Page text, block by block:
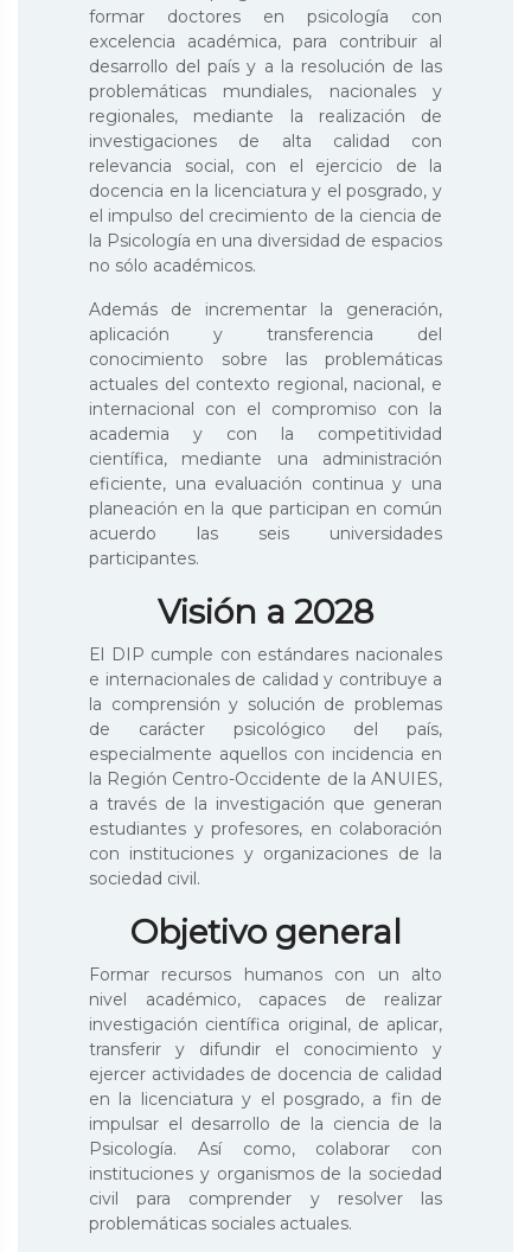
formar doctores en psicología con
excelencia académica, para contribuir al
desarrollo del país y a la resolución de las
problemáticas mundiales, nacionales y
regionales, mediante la realización de
investigaciones de alta calidad con
relevancia social, con el ejercicio de la
docencia en la licenciatura y el posgrado, y
el impulso del crecimiento de la ciencia de
la Psicología en una diversidad de espacios
no sólo académicos.
Además de incrementar la generación,
aplicación y transferencia del
conocimiento sobre las problemáticas
actuales del contexto regional, nacional, e
internacional con el compromiso con la
academia y con la competitividad
científica, mediante una administración
eficiente, una evaluación continua y una
planeación en la que participan en común
acuerdo las seis universidades
participantes.
Visión a 2028
El DIP cumple con estándares nacionales
e internacionales de calidad y contribuye a
la comprensión y solución de problemas
de carácter psicológico del país,
especialmente aquellos con incidencia en
la Región Centro-Occidente de la ANUIES,
a través de la investigación que generan
estudiantes y profesores, en colaboración
con instituciones y organizaciones de la
sociedad civil.
Objetivo general
Formar recursos humanos con un alto
nivel académico, capaces de realizar
investigación científica original, de aplicar,
transferir y difundir el conocimiento y
ejercer actividades de docencia de calidad
en la licenciatura y el posgrado, a fin de
impulsar el desarrollo de la ciencia de la
Psicología. Así como, colaborar con
instituciones y organismos de la sociedad
civil para comprender y resolver las
problemáticas sociales actuales.